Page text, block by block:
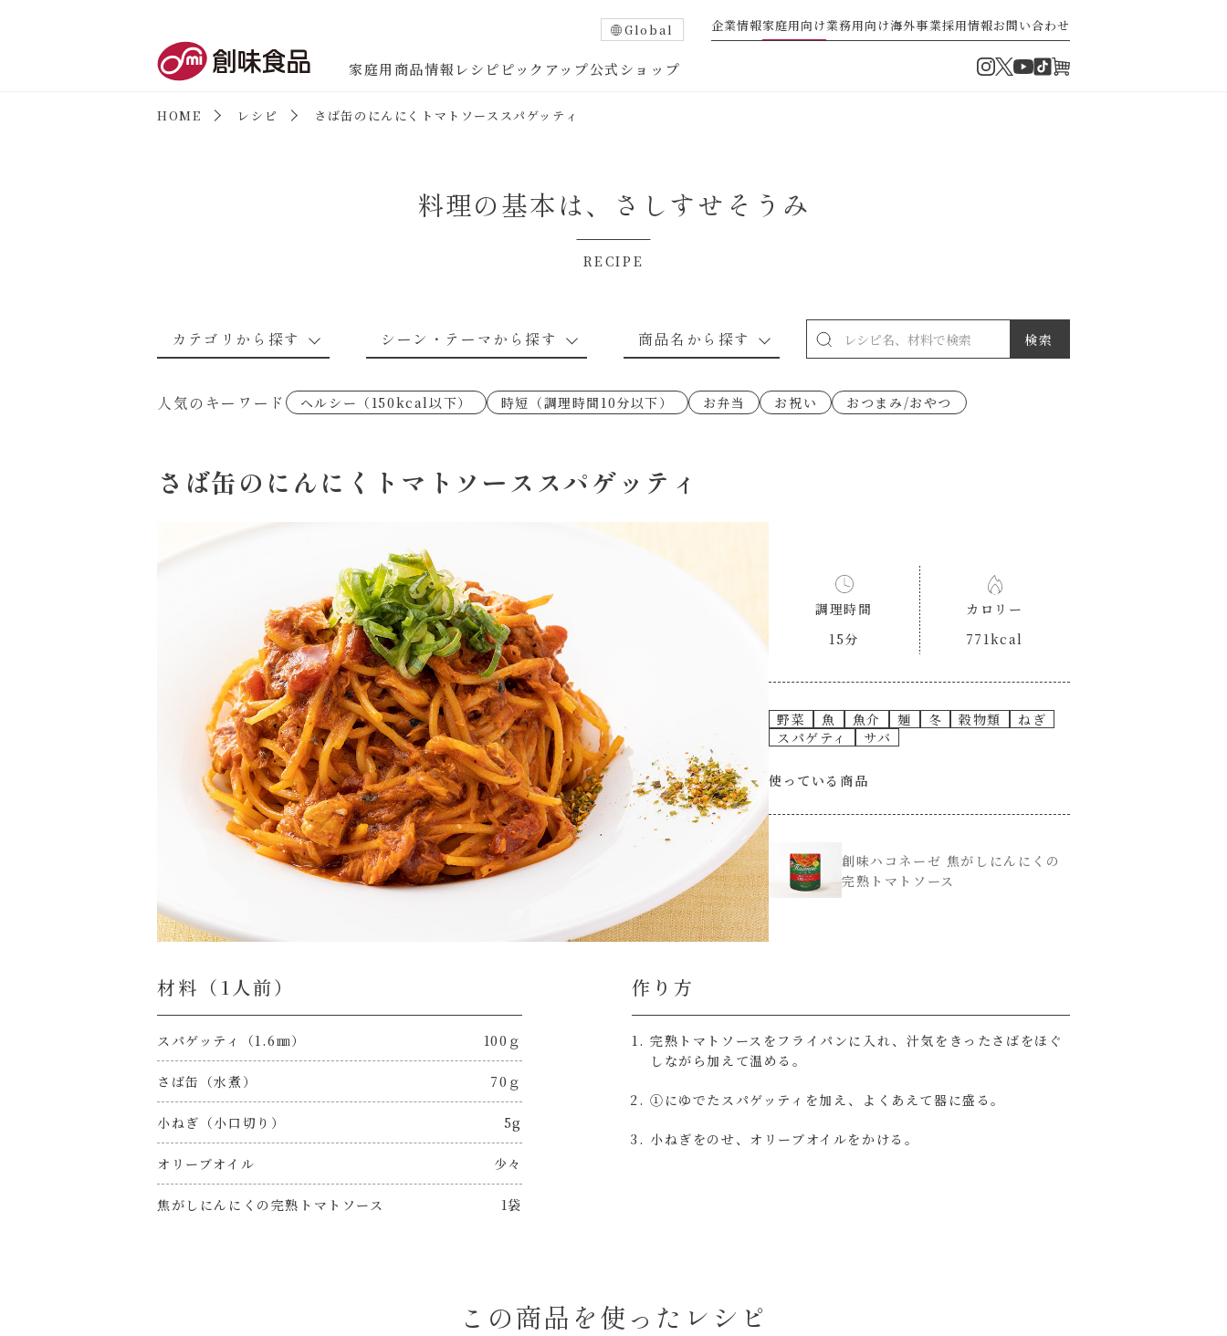
Global 企業情報家庭用向け業務用向け海外事業採用情報お問い合わせ
家庭用商品情報 レシピ ピックアップ公式ショップ Instagram
Twitter
YouTube
TikTok
HOME レシピ さば缶のにんにくトマトソーススパゲッティ
料理の基本は、 さしすせそうみ
RECIPE
カテゴリから探す
野菜のレシピ 魚介のレシピ お肉のレシピ 卵・乳のレシピ 穀物類のレシピ 果実のレシピ
シーン・テーマから探す
なんでもナムル 下味冷凍 なんでも南蛮
考えるな、二代目で炒めろ！～○○の炒 朝シャン（ごはん派）
朝シャン（パン派）
スープ 本気中華
鍋 グラタン/ドリア
シャンタン鍋
運動会
その他
商品名から探す
あえるハコネーゼカルボナーラ あえるハコネーゼトマトバジル あえるハコネーゼ高菜
あえるハコネーゼミートソース あえるハコネーゼ明太子 あえるハコネーゼナポリタン
あえるハコネーゼジェノベーゼ あえるハコネーゼペペロンチーノ あえるハコネーゼたらこクリーム
すき焼のたれ
やみつききゃべつの塩たれ だしまろ酢
ハコネーゼ 完熟トマト ハコネーゼ 海老クリーム
ハコネーゼ アラビアータ ハコネーゼ クリーミーボロネーゼ
人気のキーワード ヘルシー（150kcal以下） 時短（調理時間10分以下） お弁当 お祝い おつまみ/おやつ
さば缶のにんにくトマトソーススパゲッティ
調理時間
15分
カロリー
771kcal
野菜 魚 魚介 麺 冬 穀物類
ねぎ
スパゲティ
サバ
使っている商品
創味ハコネーゼ 焦がしにんにくの
完熟トマトソース
材料（1⼈前）
スパゲッティ（1.6㎜） 100ｇ
さば缶（水煮） 70ｇ
小ねぎ（小口切り） 5g
オリーブオイル 少々
焦がしにんにくの完熟トマトソース 1袋
作り方
完熟トマトソースをフライパンに入れ、汁気をきったさばをほぐ
しながら加えて温める。
①にゆでたスパゲッティを加え、よくあえて器に盛る。
小ねぎをのせ、オリーブオイルをかける。
この商品を使ったレシピ